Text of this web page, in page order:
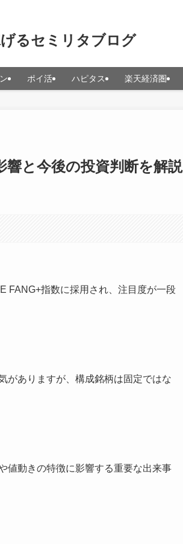
るセミリタブログ
ポイ活 ハピタス 楽天経済圏
と今後の投資判断を解説
FANG+指数に採用され、注目度が一段
がありますが、構成銘柄は固定ではな
値動きの特徴に影響する重要な出来事